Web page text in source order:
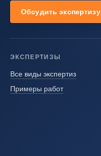
Обсудить экспертизу
ЭКСПЕРТИЗЫ
Все виды экспертиз
Примеры работ